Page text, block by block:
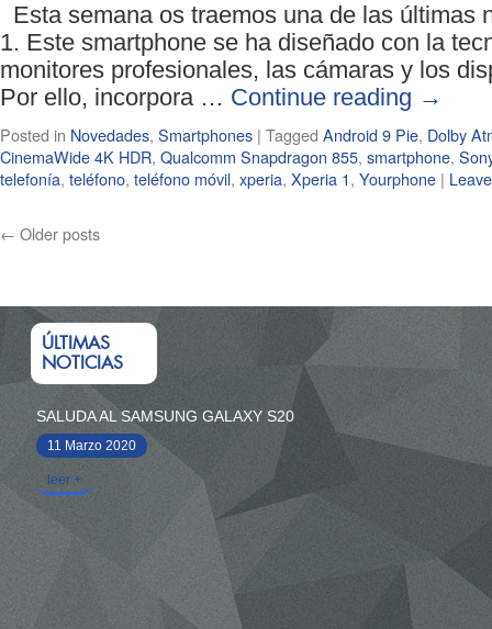
Esta semana os traemos una de las últimas
1. Este smartphone se ha diseñado con la
monitores profesionales, las cámaras y los
Por ello, incorpora … Continue reading →
Posted in Novedades, Smartphones | Tagged Android 9 Pie, Dolby
CinemaWide 4K HDR, Qualcomm Snapdragon 855, smartphone,
telefonía, teléfono, teléfono móvil, xperia, Xperia 1, Yourphone |
← Older posts
ÚLTIMAS
NOTICIAS
SALUDA AL SAMSUNG GALAXY S20
11 Marzo 2020
leer +